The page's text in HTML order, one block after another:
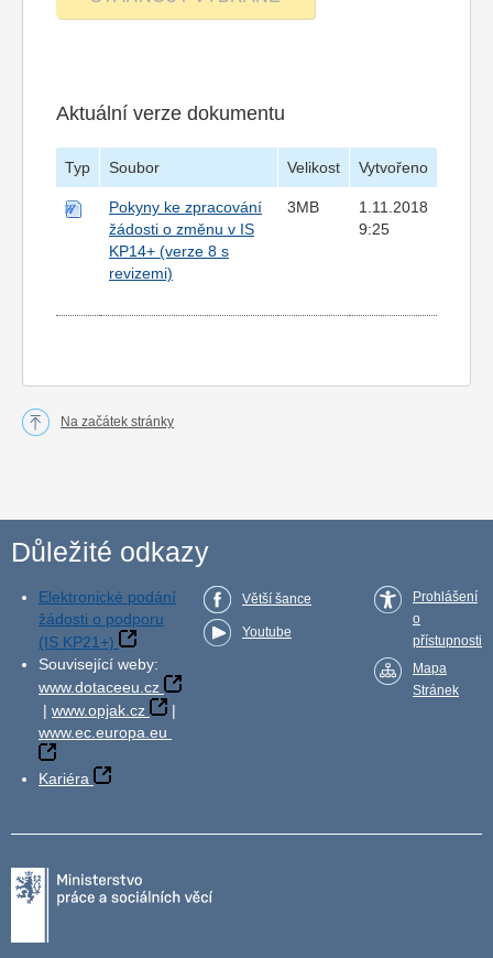
Aktuální verze dokumentu
Typ Soubor Velikost Vytvořeno
Pokyny ke zpracování
žádosti o změnu v IS
KP14+ (verze 8 s
revizemi)
3MB
1.11.2018
9:25
Na začátek stránky
Důležité odkazy
Elektronické podání
žádosti o podporu
(IS KP21+)
Související weby:
www.dotaceeu.cz
| www.opjak.cz
|
www.ec.europa.eu
Kariéra
Větší šance
Youtube
Prohlášení
o
přístupnosti
Mapa
Stránek